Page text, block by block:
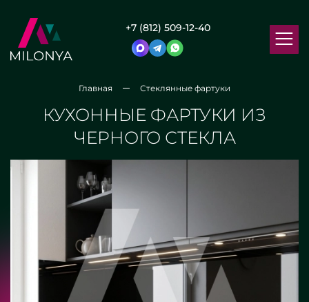
+7 (812) 509-12-40
Главная Стеклянные фартуки
КУХОННЫЕ ФАРТУКИ ИЗ
ЧЕРНОГО СТЕКЛА